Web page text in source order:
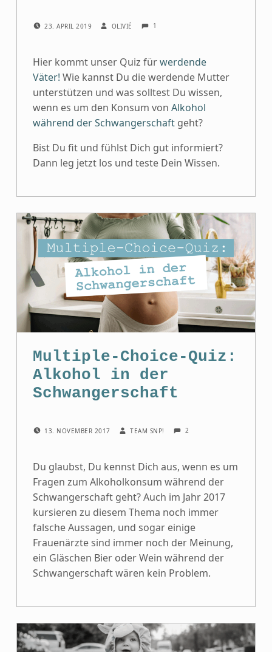
23. APRIL 2019 OLIVIÉ 1
Hier kommt unser Quiz fürwerdende
Väter! Wie kannst Du die werdende Mutter
unterstützen und was solltest Du wissen,
wenn es um den Konsum von Alkohol
während der Schwangerschaftgeht?
Bist Du fit und fühlst Dich gut informiert?
Dann leg jetzt los und teste Dein Wissen.
Multiple-Choice-Quiz:
Alkohol in der
Schwangerschaft
13. NOVEMBER 2017 TEAM SNP! 2
Du glaubst, Du kennst Dich aus, wenn es um
Fragen zum Alkoholkonsum während der
Schwangerschaft geht? Auch im Jahr 2017
kursieren zu diesem Thema noch immer
falsche Aussagen, und sogar einige
Frauenärzte sind immer noch der Meinung,
ein Gläschen Bier oder Wein während der
Schwangerschaft wären kein Problem.